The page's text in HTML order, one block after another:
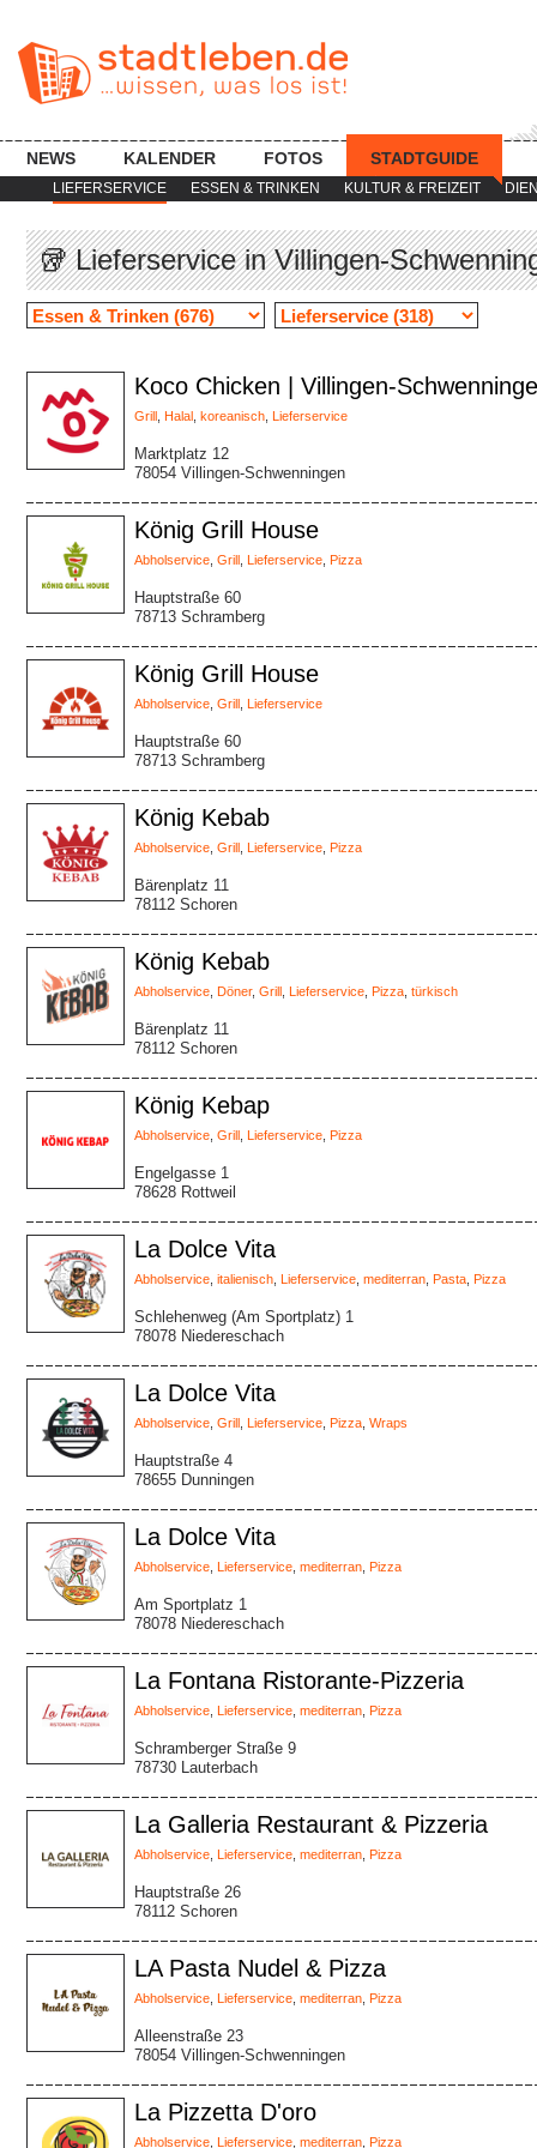
LIEFERSERVICE ESSEN & TRINKEN KULTUR & FREIZEIT
NEWS KALENDER FOTOS STADTGUIDE
🥡 Lieferservice in Villingen-
Koco Chicken | Villingen-
Grill Halal koreanisch Lieferservice
Marktplatz 12
78054 Villingen-Schwenningen
König Grill House
Abholservice Grill Lieferservice Pizza
Hauptstraße 60
78713 Schramberg
König Grill House
Abholservice Grill Lieferservice
Hauptstraße 60
78713 Schramberg
König Kebab
Abholservice Grill Lieferservice Pizza
Bärenplatz 11
78112 Schoren
König Kebab
Abholservice Döner, Grill Lieferservice Pizza türkisch
Bärenplatz 11
78112 Schoren
König Kebap
Abholservice Grill Lieferservice Pizza
Engelgasse 1
78628 Rottweil
La Dolce Vita
Abholservice italienisch Lieferservice mediterran Pasta Pizza
Schlehenweg (Am Sportplatz) 1
78078 Niedereschach
La Dolce Vita
Abholservice Grill Lieferservice Pizza Wraps
Hauptstraße 4
78655 Dunningen
La Dolce Vita
Abholservice Lieferservice mediterran Pizza
Am Sportplatz 1
78078 Niedereschach
La Fontana Ristorante-Pizzeria
Abholservice Lieferservice mediterran Pizza
Schramberger Straße 9
78730 Lauterbach
La Galleria Restaurant & Pizzeria
Abholservice Lieferservice mediterran Pizza
Hauptstraße 26
78112 Schoren
LA Pasta Nudel & Pizza
Abholservice Lieferservice mediterran Pizza
Alleenstraße 23
78054 Villingen-Schwenningen
La Pizzetta D'oro
Abholservice Lieferservice mediterran Pizza